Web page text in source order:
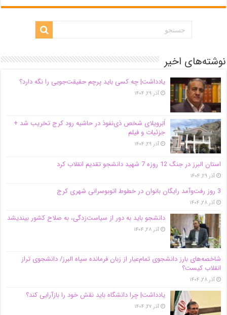
نوشته‌های اخیر
یادداشت| ‌چه کسی باید پرچم حقیقت‌جویی را نگه دارد؟
آذر ۲۹, ۱۴۰۴
اَبَر‌ویلای شخص ذی‌نفوذ در حاشیه‌ رود کرج تخریب شد +
جزئیات و فیلم
آذر ۲۹, ۱۴۰۴
استان البرز در جنگ 12 روزه 7 شهید دانشجو تقدیم انقلاب کرد
آذر ۲۹, ۱۴۰۴
3 روز رفت‌وآمد رایگان بانوان در خطوط اتوبوسرانی شهری کرج
آذر ۲۸, ۱۴۰۴
دانشجو باید به دور از سیاست‌زدگی، به صلاح کشور بیندیشد
آذر ۲۸, ۱۴۰۴
شاخصه‌های بارز دانشجوی تمام‌عیار از زبان فرمانده سپاه البرز/ دانشجوی تراز
انقلاب کیست؟
آذر ۲۸, ۱۴۰۴
یادداشت| چرا دانشگاه باید نقش خود را بازآرایی کند؟
آذر ۲۷, ۱۴۰۴